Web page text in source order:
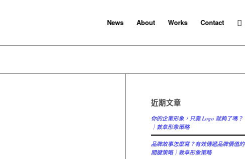
News About Works Contact
近期文章
你的企業形象，只靠 Logo 就夠了嗎？
｜敦阜形象策略
品牌故事怎麼寫？有效傳遞品牌價值的
關鍵策略｜敦阜形象策略